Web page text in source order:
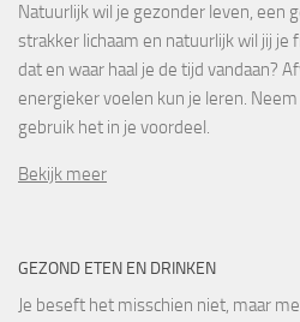
Natuurlijk wil je gezonder leven, een
strakker lichaam en natuurlijk wil jij je
dat en waar haal je de tijd vandaan?
energieker voelen kun je leren.
gebruik het in je voordeel.
Bekijk meer
GEZOND ETEN EN DRINKEN
Je beseft het misschien niet, maar